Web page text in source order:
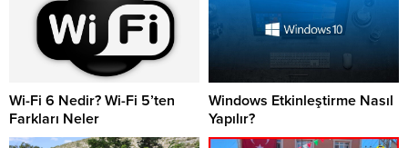
Wi-Fi 6 Nedir? Wi-Fi 5’ten
Farkları Neler
Windows Etkinleştirme Nasıl
Yapılır?